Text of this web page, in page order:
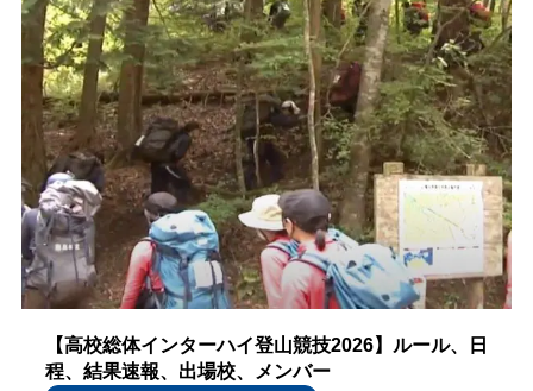
【高校総体インターハイ登山競技2026】ルール、日
程、結果速報、出場校、メンバー